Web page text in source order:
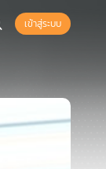
เข้าสู่ระบบ